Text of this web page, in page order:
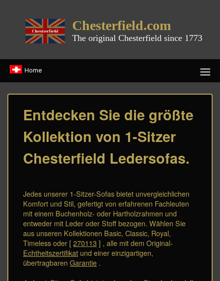
Chesterfield.com
The original Chesterfield since 1773
Home
Entdecken Sie die größte
Kollektion von 1-Sitzer
Chesterfield Ledersofas.
Jedes unserer 1-Sitzer-Sofas bietet unvergleichlichen
Komfort und Stil, gefertigt von erfahrenen Fachleuten
mit einem Buchenholz- oder Hartholzrahmen und
entweder mit Leder oder Stoff bezogen. Wählen Sie
aus unseren Kollektionen Basic, Classic, Royal,
Timeless oder [ 270113 ] , alle mit dem Original-
Echtheitszertifikat und einer einzigartigen,
übertragbaren Garantie .